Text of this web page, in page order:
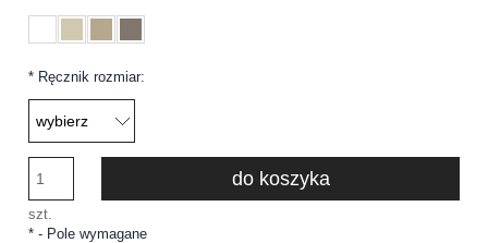
* Ręcznik rozmiar:
szt.
do koszyka
* - Pole wymagane